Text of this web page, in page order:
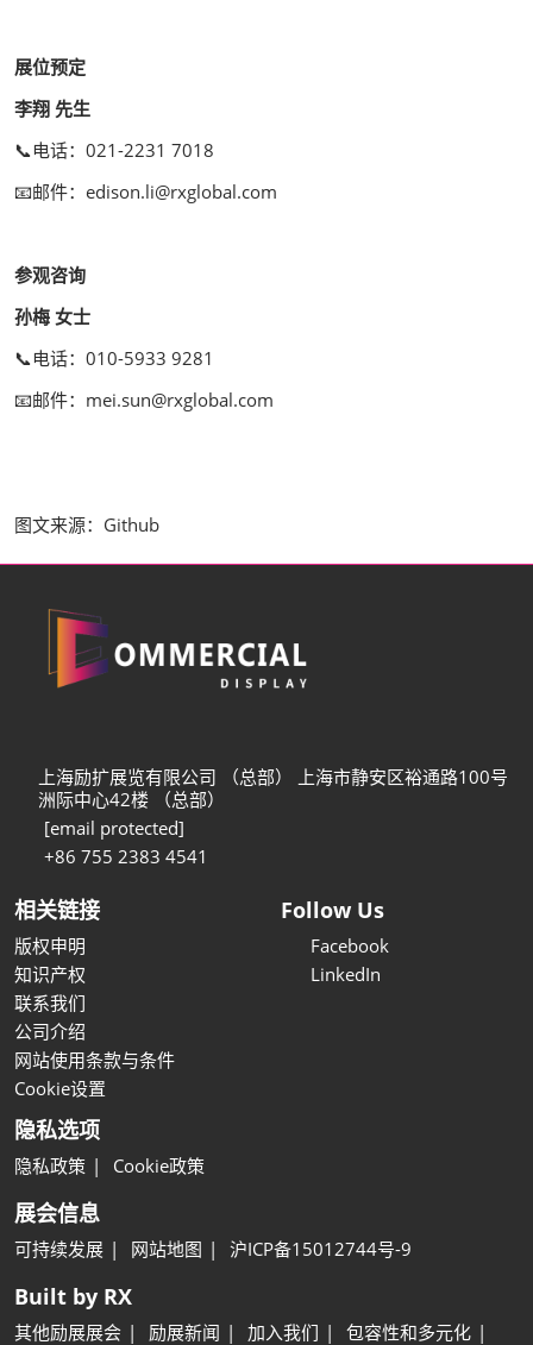
展位预定
李翔 先生
📞电话：021-2231 7018
📧邮件：edison.li@rxglobal.com
参观咨询
孙梅 女士
📞电话：010-5933 9281
📧邮件：mei.sun@rxglobal.com
图文来源：Github
上海励扩展览有限公司 （总部） 上海市静安区裕通路100号
洲际中心42楼 （总部）
[email protected]
+86 755 2383 4541
相关链接
版权申明
知识产权
联系我们
公司介绍
网站使用条款与条件
Cookie设置
Follow Us
Facebook
LinkedIn
隐私选项
隐私政策 Cookie政策
展会信息
可持续发展 网站地图 沪ICP备15012744号-9
Built by RX
其他励展展会 励展新闻 加入我们 包容性和多元化